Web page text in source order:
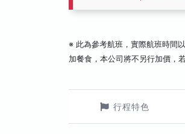
※ 此為參考航班，實際航班時間
加餐食，本公司將不另行加價，
行程特色